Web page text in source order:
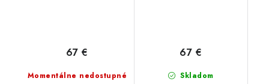
Momentálne nedostupné
67 €
Skladom
67 €